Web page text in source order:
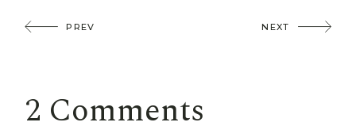
PREV NEXT
2 Comments